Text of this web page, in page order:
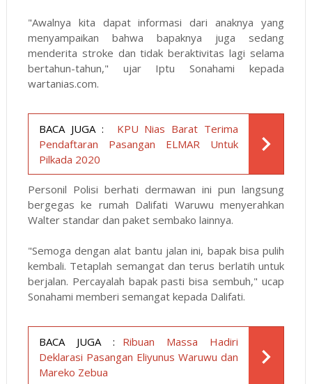
"Awalnya kita dapat informasi dari anaknya yang
menyampaikan bahwa bapaknya juga sedang
menderita stroke dan tidak beraktivitas lagi selama
bertahun-tahun," ujar Iptu Sonahami kepada
wartanias.com.
BACA JUGA :
KPU Nias Barat Terima
Pendaftaran Pasangan ELMAR Untuk
Pilkada 2020
Personil Polisi berhati dermawan ini pun langsung
bergegas ke rumah Dalifati Waruwu menyerahkan
Walter standar dan paket sembako lainnya.
"Semoga dengan alat bantu jalan ini, bapak bisa pulih
kembali. Tetaplah semangat dan terus berlatih untuk
berjalan. Percayalah bapak pasti bisa sembuh," ucap
Sonahami memberi semangat kepada Dalifati.
BACA JUGA :
Ribuan Massa Hadiri
Deklarasi Pasangan Eliyunus Waruwu dan
Mareko Zebua